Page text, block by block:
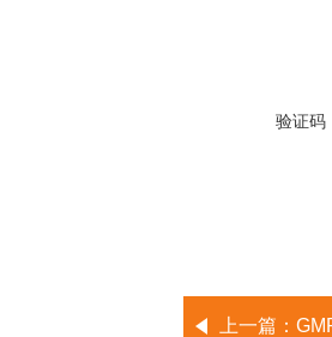
验证码
上一篇：